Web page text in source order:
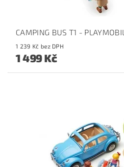
CAMPING BUS T1 - PLAYMOBIL
1 239 Kč bez DPH
1 499 Kč